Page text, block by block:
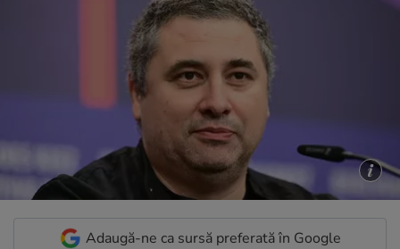
Adaugă-ne ca sursă preferată în Google